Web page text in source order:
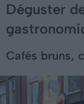
Déguster
Cafés bruns,